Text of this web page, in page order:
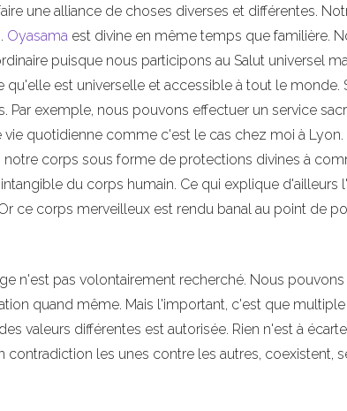
une alliance de choses diverses et différentes.
Oyasama est divine en même temps que familière.
puisque nous participons au Salut universel
qu'elle est universelle et accessible à tout le monde.
Par exemple, nous pouvons effectuer un service
quotidienne comme c'est le cas chez moi à Lyon.
notre corps sous forme de protections divines à
du corps humain. Ce qui explique d'ailleurs
ce corps merveilleux est rendu banal au point de
n'est pas volontairement recherché. Nous
quand même. Mais l'important, c'est que multiple
valeurs différentes est autorisée. Rien n'est à
contradiction les unes contre les autres, coexistent,